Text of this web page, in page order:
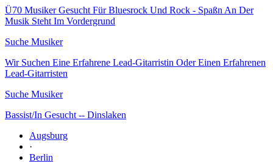
Ü70 Musiker Gesucht Für Bluesrock Und Rock - Spaßn An Der
Musik Steht Im Vordergrund
Suche Musiker
Wir Suchen Eine Erfahrene Lead-Gitarristin Oder Einen Erfahrenen
Lead-Gitarristen
Suche Musiker
Bassist/In Gesucht -- Dinslaken
Augsburg
·
Berlin